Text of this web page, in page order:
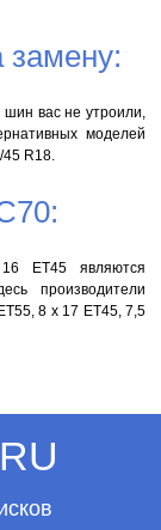
шин вас не утроили,
моделей
45 R18.
ET45 являются
производители
8 x 17 ET45, 7,5